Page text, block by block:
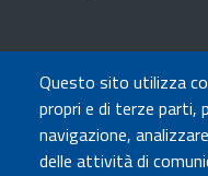
Questo sito utilizza
propri e di terze parti,
navigazione,
delle attività di
TRASPARENZA
Amministrazione
Atti di notifica
Albo online